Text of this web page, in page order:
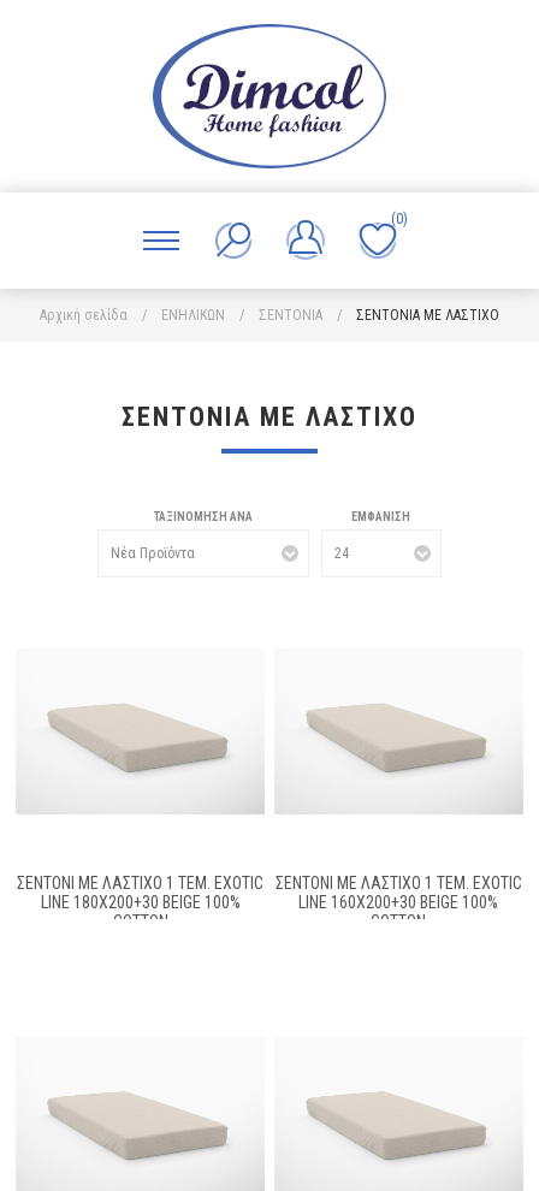
(0)
Αρχική σελίδα / ΕΝΗΛΙΚΩΝ / ΣΕΝΤΟΝΙΑ / ΣΕΝΤΟΝΙΑ ΜΕ ΛΑΣΤΙΧΟ
ΣΕΝΤΟΝΙΑ ΜΕ ΛΑΣΤΙΧΟ
ΤΑΞΙΝΌΜΗΣΗ ΑΝΆ ΕΜΦΆΝΙΣΗ
ΣΕΝΤΌΝΙ ΜΕ ΛΆΣΤΙΧΟ 1 ΤΕΜ. EXOTIC
LINE 180X200+30 BEIGE 100%
COTTON
ΣΕΝΤΌΝΙ ΜΕ ΛΆΣΤΙΧΟ 1 ΤΕΜ. EXOTIC
LINE 160X200+30 BEIGE 100%
COTTON